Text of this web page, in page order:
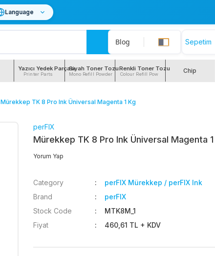
Language
Blog Sepetim
Yazıcı Yedek Parçası
Printer Parts
Siyah Toner Tozu
Mono Refill Powder
Renkli Toner Tozu
Colour Refill Pow Chip
Mürekkep TK 8 Pro Ink Üniversal Magenta 1 Kg
perFIX
Mürekkep TK 8 Pro Ink Üniversal Magenta 1
Yorum Yap
Category
perFIX Mürekkep / perFIX Ink
Brand
perFIX
Stock Code
MTK8M_1
Fiyat
460,61 TL + KDV